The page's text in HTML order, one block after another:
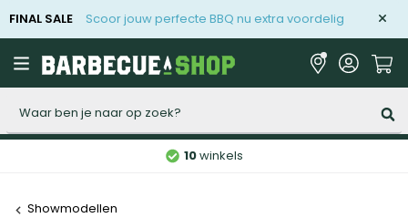
FINAL SALE Scoor jouw perfecte BBQ nu extra voordelig
10winkels
Showmodellen